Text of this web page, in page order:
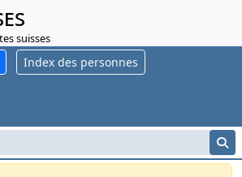
suisses
Index des personnes